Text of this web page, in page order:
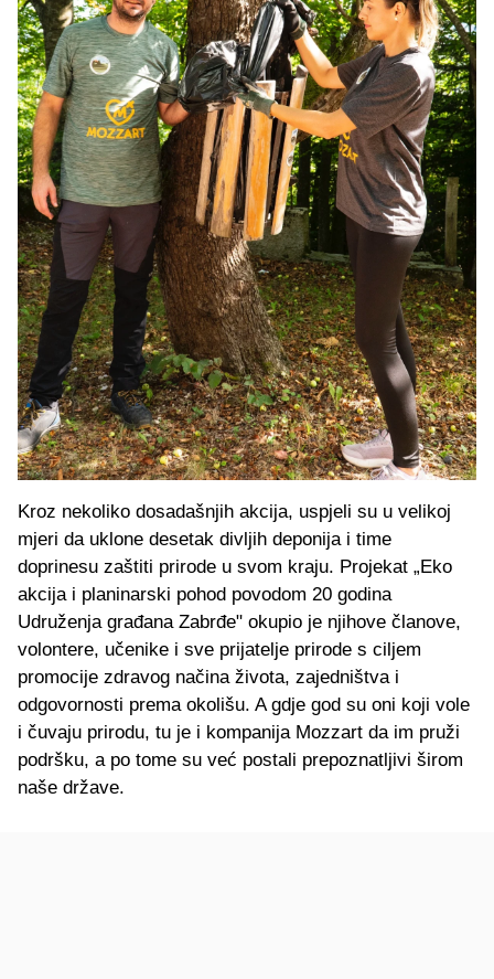
Kroz nekoliko dosadašnjih akcija, uspjeli su u velikoj
mjeri da uklone desetak divljih deponija i time
doprinesu zaštiti prirode u svom kraju. Projekat „Eko
akcija i planinarski pohod povodom 20 godina
Udruženja građana Zabrđe" okupio je njihove članove,
volontere, učenike i sve prijatelje prirode s ciljem
promocije zdravog načina života, zajedništva i
odgovornosti prema okolišu. A gdje god su oni koji vole
i čuvaju prirodu, tu je i kompanija Mozzart da im pruži
podršku, a po tome su već postali prepoznatljivi širom
naše države.